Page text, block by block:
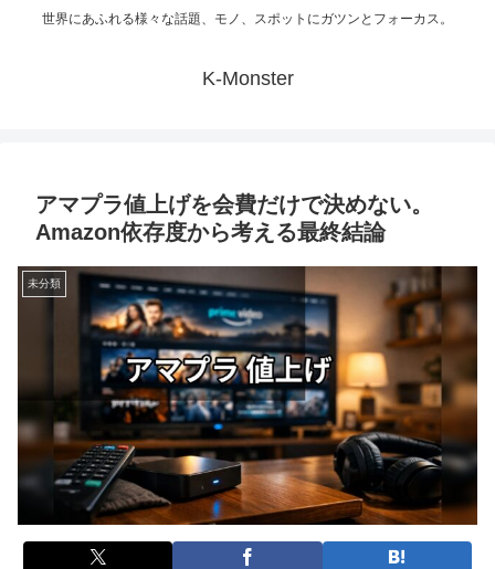
世界にあふれる様々な話題、モノ、スポットにガツンとフォーカス。
K-Monster
アマプラ値上げを会費だけで決めない。
Amazon依存度から考える最終結論
未分類